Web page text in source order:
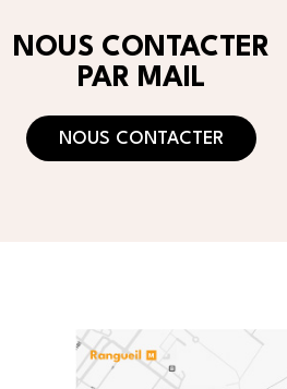
NOUS CONTACTER
PAR MAIL
NOUS CONTACTER